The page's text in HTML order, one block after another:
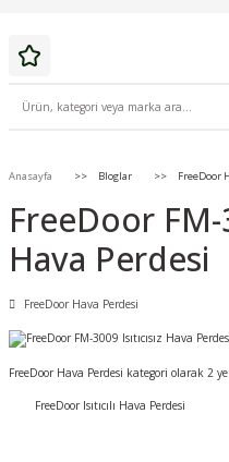
Anasayfa Bloglar FreeDoor
FreeDoor FM-
Hava Perdesi
FreeDoor Hava Perdesi
FreeDoor Hava Perdesi kategori olarak 2 ye